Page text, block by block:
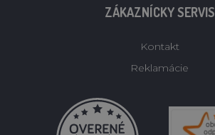
ZÁKAZNÍCKY SERVIS
Kontakt
Reklamácie